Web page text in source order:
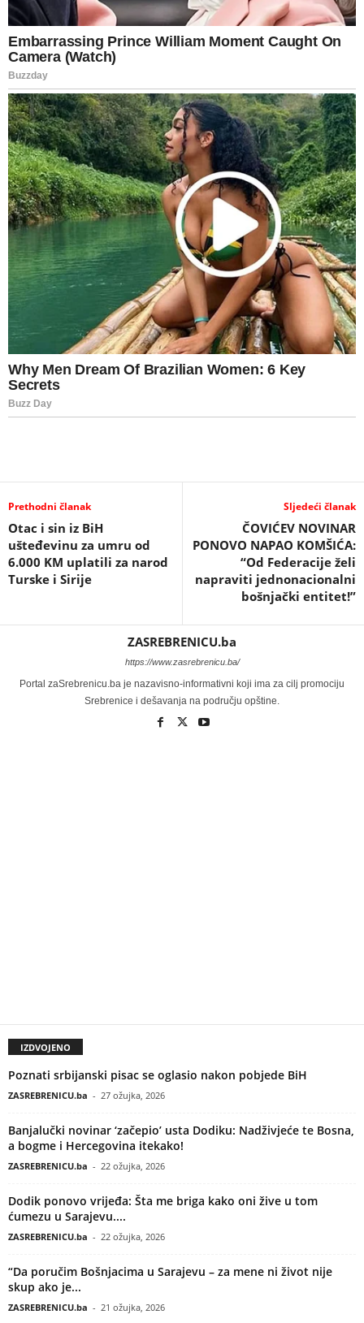
Prethodni članak
Otac i sin iz BiH
ušteđevinu za umru od
6.000 KM uplatili za narod
Turske i Sirije
Sljedeći članak
ČOVIĆEV NOVINAR
PONOVO NAPAO KOMŠIĆA:
“Od Federacije želi
napraviti jednonacionalni
bošnjački entitet!”
ZASREBRENICU.ba
https://www.zasrebrenicu.ba/
Portal zaSrebrenicu.ba je nazavisno-informativni koji ima za cilj promociju
Srebrenice i dešavanja na području opštine.
IZDVOJENO
Poznati srbijanski pisac se oglasio nakon pobjede BiH
ZASREBRENICU.ba - 27 ožujka, 2026
Banjalučki novinar ‘začepio’ usta Dodiku: Nadživjeće te Bosna,
a bogme i Hercegovina itekako!
ZASREBRENICU.ba - 22 ožujka, 2026
Dodik ponovo vrijeđa: Šta me briga kako oni žive u tom
ćumezu u Sarajevu....
ZASREBRENICU.ba - 22 ožujka, 2026
“Da poručim Bošnjacima u Sarajevu – za mene ni život nije
skup ako je...
ZASREBRENICU.ba - 21 ožujka, 2026